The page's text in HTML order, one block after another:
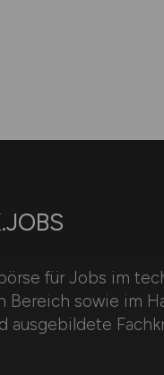
für Jobs im
Bereich sowie im
ausgebildete